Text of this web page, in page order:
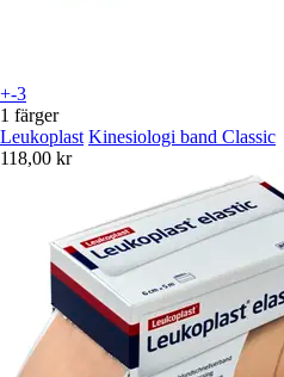
+-3
1 färger
Leukoplast Kinesiologi band Classic
118,00 kr